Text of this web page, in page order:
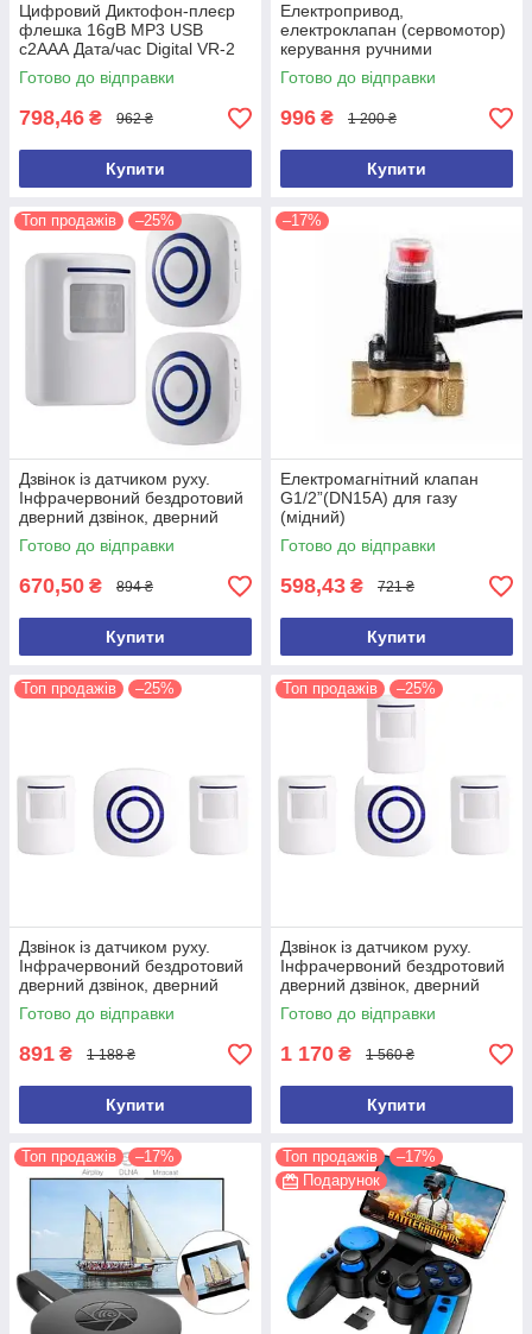
Цифровий Диктофон-плеєр
флешка 16gB MP3 USB
c2ААА Дата/час Digital VR-2
Готово до відправки
798,46 ₴ 962 ₴
Купити
Електропривод,
електроклапан (сервомотор)
керування ручними
кульовими кранами
Готово до відправки
996 ₴ 1 200 ₴
Купити
Топ продажів –25%
Дзвінок із датчиком руху.
Інфрачервоний бездротовий
дверний дзвінок, дверний
дзвіночок (2 сирени)
Готово до відправки
670,50 ₴ 894 ₴
Купити
–17%
Електромагнітний клапан
G1/2”(DN15A) для газу
(мідний)
Готово до відправки
598,43 ₴ 721 ₴
Купити
Топ продажів –25%
Дзвінок із датчиком руху.
Інфрачервоний бездротовий
дверний дзвінок, дверний
дзвіночок (2 датчики руху)
Готово до відправки
891 ₴ 1 188 ₴
Купити
Топ продажів –25%
Дзвінок із датчиком руху.
Інфрачервоний бездротовий
дверний дзвінок, дверний
дзвіночок (3 датчики руху)
Готово до відправки
1 170 ₴ 1 560 ₴
Купити
Топ продажів –17% Топ продажів
–17%
Подарунок